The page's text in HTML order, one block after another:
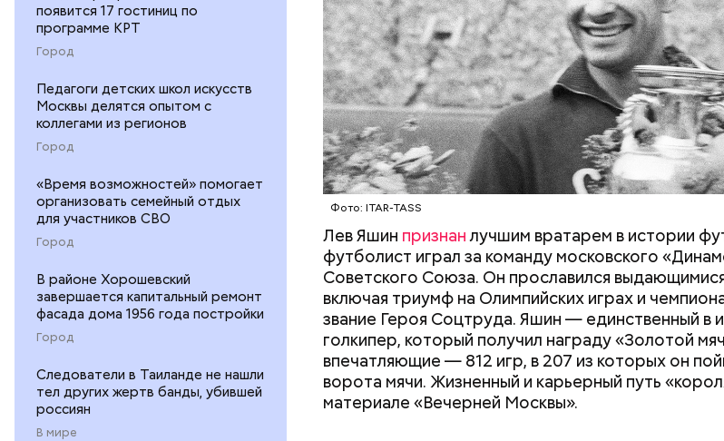
появится 17 гостиниц по
программе КРТ
Город
Педагоги детских школ искусств
Москвы делятся опытом с
коллегами из регионов
Город
«Время возможностей» помогает
организовать семейный отдых
для участников СВО
Город
В районе Хорошевский
завершается капитальный ремонт
фасада дома 1956 года постройки
Город
Следователи в Таиланде не нашли
тел других жертв банды, убившей
россиян
В мире
Фото: ITAR-TASS
Лев Яшин признанлучшим вратарем в истории
футболист играл за команду московского
Советского Союза. Он прославился
включая триумф на Олимпийских играх и
звание Героя Соцтруда. Яшин — единственный в
голкипер, который получил награду «Золотой
впечатляющие — 812 игр, в 207 из которых он
ворота мячи. Жизненный и карьерный путь
материале «Вечерней Москвы».
семьей эвакуировали в Ульяновск, там он уже
работником тыла: был грузчиком на заводе,
дело и занимался этим наравне со взрослыми.
В свою очередь среди кенийцев гол забили
на 16-й и 37-й минутах матча соответственно.